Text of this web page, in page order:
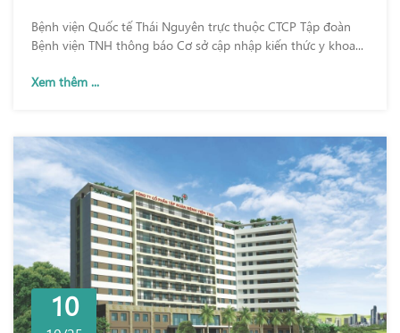
Bệnh viện Quốc tế Thái Nguyên trực thuộc CTCP Tập đoàn
Bệnh viện TNH thông báo Cơ sở cập nhập kiến thức y khoa...
Xem thêm ...
10